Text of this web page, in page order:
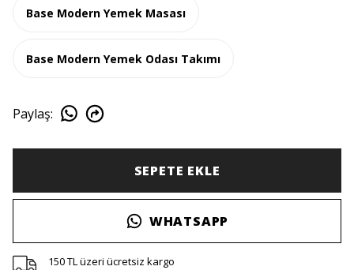
Base Modern Yemek Masası
Base Modern Yemek Odası Takımı
Paylaş:
SEPETE EKLE
WHATSAPP
150 TL üzeri ücretsiz kargo